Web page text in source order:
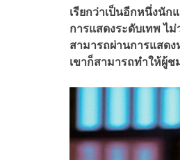
เรียกว่าเป็นอีกหนึ่งนั
การแสดงระดับเทพ ไ
สามารถผ่านการแสด
เขาก็สามารถทำให้ผู้